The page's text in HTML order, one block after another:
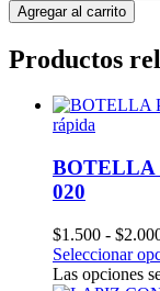
Agregar al carrito
Productos
rápida
BOTELLA
020
$1.500 - $
Seleccionar
Las opciones